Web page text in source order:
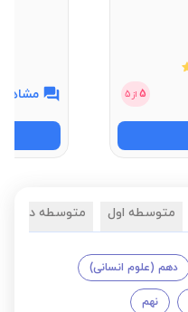
5 از 5 مشاهده 3
متوسطه اول متوسطه دوم
دهم (علوم انسانی)
نهم